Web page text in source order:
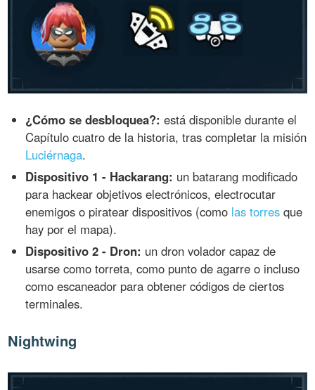
¿Cómo se desbloquea?: está disponible durante el
Capítulo cuatro de la historia, tras completar la misión
Luciérnaga.
Dispositivo 1 - Hackarang: un batarang modificado
para hackear objetivos electrónicos, electrocutar
enemigos o piratear dispositivos (como las torres que
hay por el mapa).
Dispositivo 2 - Dron: un dron volador capaz de
usarse como torreta, como punto de agarre o incluso
como escaneador para obtener códigos de ciertos
terminales.
Nightwing